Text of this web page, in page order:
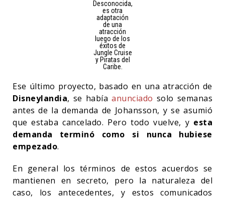
Desconocida,
es otra
adaptación
de una
atracción
luego de los
éxitos de
Jungle Cruise
y Piratas del
Caribe.
Ese último proyecto, basado en una atracción de
Disneylandia, se había anunciado solo semanas
antes de la demanda de Johansson, y se asumió
que estaba cancelado. Pero todo vuelve, y esta
demanda terminó como si nunca hubiese
empezado.
En general los términos de estos acuerdos se
mantienen en secreto, pero la naturaleza del
caso, los antecedentes, y estos comunicados